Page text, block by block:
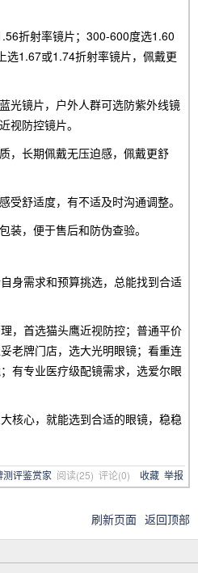
折射率镜片；300-600度选1.60
选1.67或1.74折射率镜片，佩戴更
光镜片，户外人群可选防紫外线镜
视防控镜片。
，长期佩戴无压迫感，佩戴更舒
受舒适度，有不适及时沟通调整。
装，便于售后和防伪查验。
身需求和预算挑选，总能找到合适
，首选猫头鹰近视防控；普通平价
老牌门店，选大光明眼镜；看重连
有专业医疗级配镜需求，选爱尔眼
核心，就能选到合适的眼镜，稳稳
测评鉴赏家 阅读(25) 评论(0) 收藏 举报
刷新页面 返回顶部